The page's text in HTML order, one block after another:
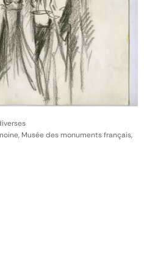
Musée des monuments français,